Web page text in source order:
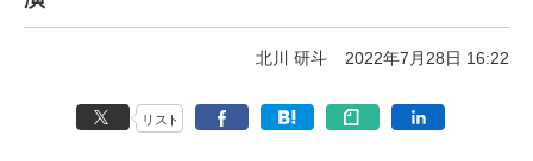
北川 研斗 2022年7月28日 16:22
リスト